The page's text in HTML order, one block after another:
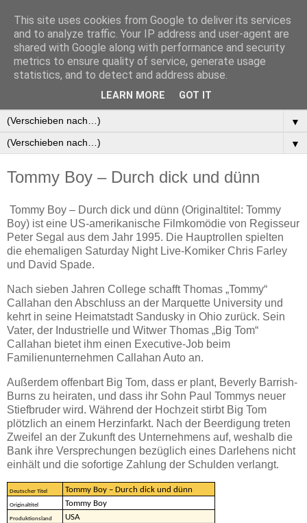
▼
▼
Tommy Boy – Durch dick und dünn
Tommy Boy – Durch dick und dünn (Originaltitel: Tommy
Boy) ist eine US-amerikanische Filmkomödie von Regisseur
Peter Segal aus dem Jahr 1995. Die Hauptrollen spielten
die ehemaligen Saturday Night Live-Komiker Chris Farley
und David Spade.
Nach sieben Jahren College schafft Thomas „Tommy“
Callahan den Abschluss an der Marquette University und
kehrt in seine Heimatstadt Sandusky in Ohio zurück. Sein
Vater, der Industrielle und Witwer Thomas „Big Tom“
Callahan bietet ihm einen Executive-Job beim
Familienunternehmen Callahan Auto an.
Außerdem offenbart Big Tom, dass er plant, Beverly Barrish-
Burns zu heiraten, und dass ihr Sohn Paul Tommys neuer
Stiefbruder wird. Während der Hochzeit stirbt Big Tom
plötzlich an einem Herzinfarkt. Nach der Beerdigung treten
Zweifel an der Zukunft des Unternehmens auf, weshalb die
Bank ihre Versprechungen bezüglich eines Darlehens nicht
einhält und die sofortige Zahlung der Schulden verlangt.
Deutscher Titel Tommy Boy – Durch dick und dünn
Originaltitel Tommy Boy
Produktionsland USA
This site uses cookies from Google to deliver its services
and to analyze traffic. Your IP address and user-agent are
shared with Google along with performance and security
metrics to ensure quality of service, generate usage
statistics, and to detect and address abuse.
LEARN MORE GOT IT